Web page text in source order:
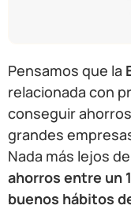
Pensamos que la
relacionada con
conseguir
grandes
Nada más lejos
ahorros entre un
buenos hábitos